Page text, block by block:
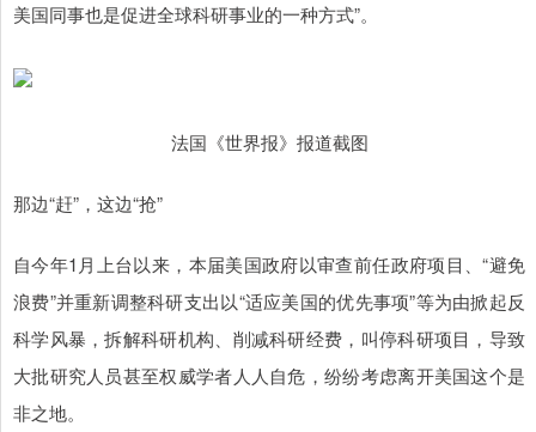
美国同事也是促进全球科研事业的一种方式”。
法国《世界报》报道截图
那边“赶”，这边“抢”
自今年1月上台以来，本届美国政府以审查前任政府项目、“避免
浪费”并重新调整科研支出以“适应美国的优先事项”等为由掀起反
科学风暴，拆解科研机构、削减科研经费，叫停科研项目，导致
大批研究人员甚至权威学者人人自危，纷纷考虑离开美国这个是
非之地。